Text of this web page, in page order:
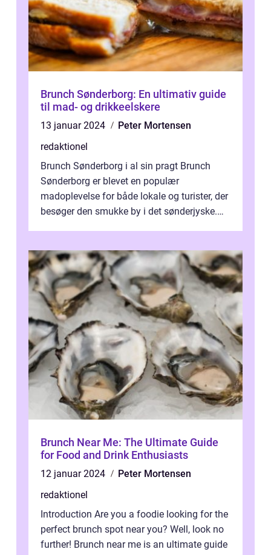
Brunch Sønderborg: En ultimativ guide
til mad- og drikkeelskere
13 januar 2024
Peter Mortensen
redaktionel
Brunch Sønderborg i al sin pragt Brunch
Sønderborg er blevet en populær
madoplevelse for både lokale og turister, der
besøger den smukke by i det sønderjyske.
Brunch Near Me: The Ultimate Guide
for Food and Drink Enthusiasts
12 januar 2024
Peter Mortensen
redaktionel
Introduction Are you a foodie looking for the
perfect brunch spot near you? Well, look no
further! Brunch near me is an ultimate guide